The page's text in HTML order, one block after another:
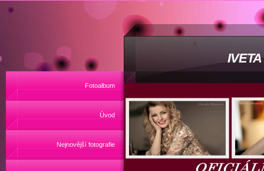
Fotoalbum
Úvod
Nejnovější fotografie